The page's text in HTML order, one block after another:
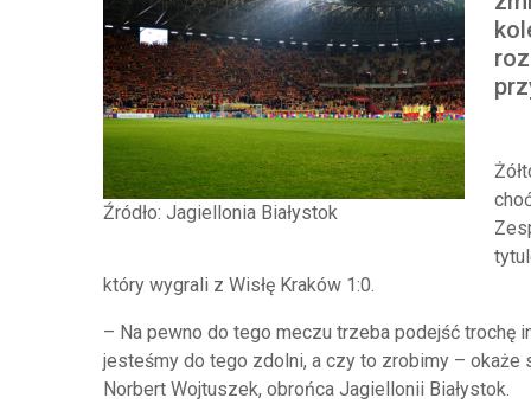
Źródło: Jagiellonia Białystok
który wygrali z Wisłę Kraków 1:0.
– Na pewno do tego meczu trzeba podejść trochę
jesteśmy do tego zdolni, a czy to zrobimy –
Norbert Wojtuszek, obrońca Jagiellonii Białystok.